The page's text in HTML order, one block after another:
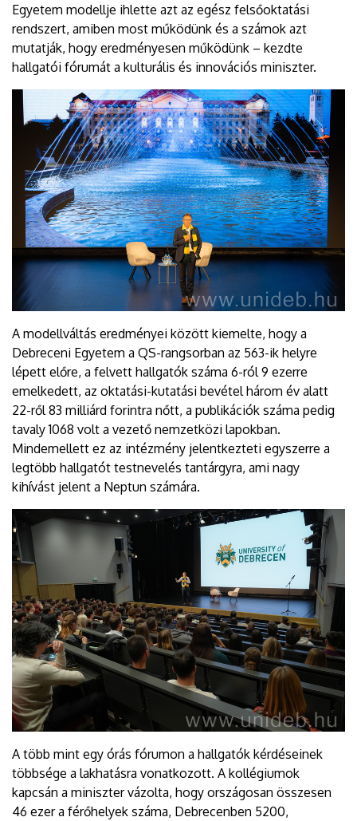
Egyetem modellje ihlette azt az egész felsőoktatási
rendszert, amiben most működünk és a számok azt
mutatják, hogy eredményesen működünk – kezdte
hallgatói fórumát a kulturális és innovációs miniszter.
A modellváltás eredményei között kiemelte, hogy a
Debreceni Egyetem a QS-rangsorban az 563-ik helyre
lépett előre, a felvett hallgatók száma 6-ról 9 ezerre
emelkedett, az oktatási-kutatási bevétel három év alatt
22-ről 83 milliárd forintra nőtt, a publikációk száma pedig
tavaly 1068 volt a vezető nemzetközi lapokban.
Mindemellett ez az intézmény jelentkezteti egyszerre a
legtöbb hallgatót testnevelés tantárgyra, ami nagy
kihívást jelent a Neptun számára.
A több mint egy órás fórumon a hallgatók kérdéseinek
többsége a lakhatásra vonatkozott. A kollégiumok
kapcsán a miniszter vázolta, hogy országosan összesen
46 ezer a férőhelyek száma, Debrecenben 5200,